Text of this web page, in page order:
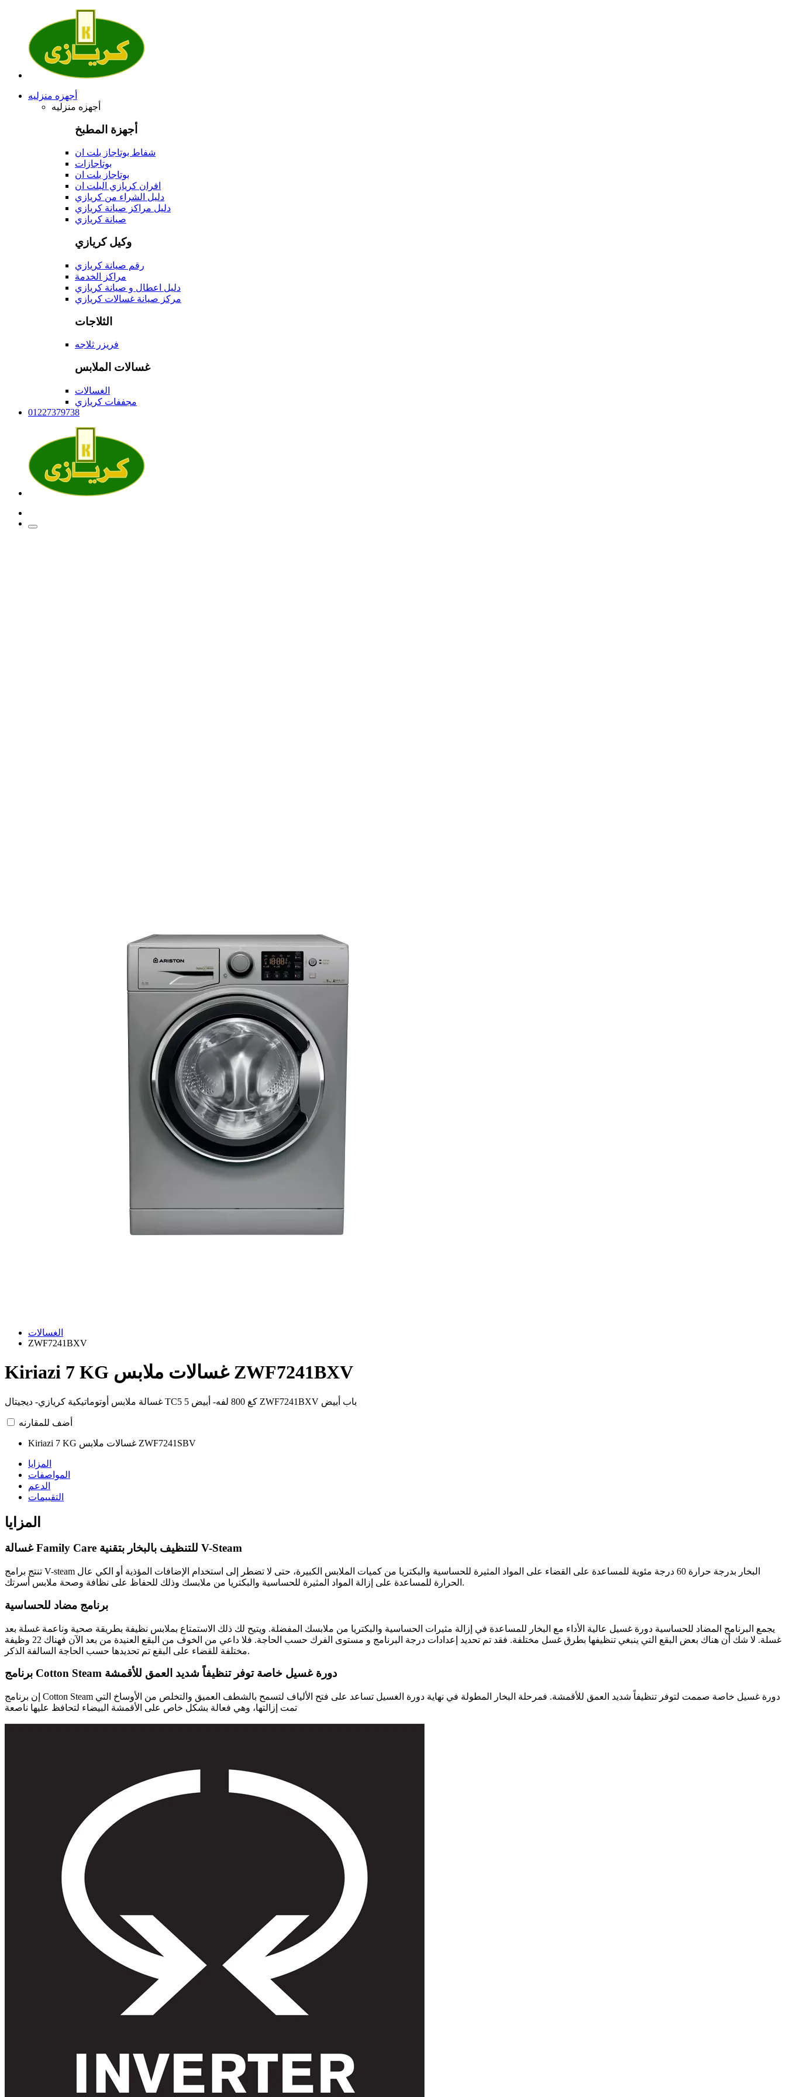
أجهزه منزليه
أجهزه منزليه
أجهزة المطبخ
شفاط بوتاجاز بلت ان
بوتاجازات
بوتاجاز بلت ان
افران كريازي البلت ان
دليل الشراء من كريازي
دليل مراكز صيانة كريازي
صيانة كريازي
وكيل كريازي
رقم صيانة كريازي
مراكز الخدمة
دليل اعطال و صيانة كريازي
مركز صيانة غسالات كريازي
الثلاجات
فريزر ثلاجه
غسالات الملابس
الغسالات
مجففات كريازي
01227379738
الغسالات
ZWF7241BXV
Kiriazi 7 KG غسالات ملابس ZWF7241BXV
غسالة ملابس أوتوماتيكية كريازي- ديجيتال TC5 5 كغ 800 لفه- أبيض ZWF7241BXV باب أبيض
أضف للمقارنه
Kiriazi 7 KG غسالات ملابس ZWF7241SBV
المزايا
المواصفات
الدعم
التقييمات
المزايا
غسالة Family Care للتنظيف بالبخار بتقنية V-Steam
تنتج برامج V-steam البخار بدرجة حرارة 60 درجة مئوية للمساعدة على القضاء على المواد المثيرة للحساسية والبكتريا من كميات الملابس الكبيرة، حتى لا تضطر إلى استخدام الإضافات المؤذية أو الكي عال
الحرارة للمساعدة على إزالة المواد المثيرة للحساسية والبكتريا من ملابسك وذلك للحفاظ على نظافة وصحة ملابس أسرتك.
برنامج مضاد للحساسية
يجمع البرنامج المضاد للحساسية دورة غسيل عالية الأداء مع البخار للمساعدة في إزالة مثيرات الحساسية والبكتريا من ملابسك المفضلة. ويتيح لك ذلك الاستمتاع بملابس نظيفة بطريقة صحية وناعمة غسلة بعد
غسلة. لا شك أن هناك بعض البقع التي ينبغي تنظيفها بطرق غسل مختلفة. فقد تم تحديد إعدادات درجة البرنامج و مستوى الفرك حسب الحاجة. فلا داعي من الخوف من البقع العنيدة من بعد الآن فهناك 22 وظيفة
مختلفة للقضاء على البقع تم تحديدها حسب الحاجة السالفة الذكر.
برنامج Cotton Steam دورة غسيل خاصة توفر تنظيفاً شديد العمق للأقمشة
إن برنامج Cotton Steam دورة غسيل خاصة صممت لتوفر تنظيفاً شديد العمق للأقمشة. فمرحلة البخار المطولة في نهاية دورة الغسيل تساعد على فتح الألياف لتسمح بالشطف العميق والتخلص من الأوساخ التي
تمت إزالتها، وهي فعالة بشكل خاص على الأقمشة البيضاء لتحافظ عليها ناصعة